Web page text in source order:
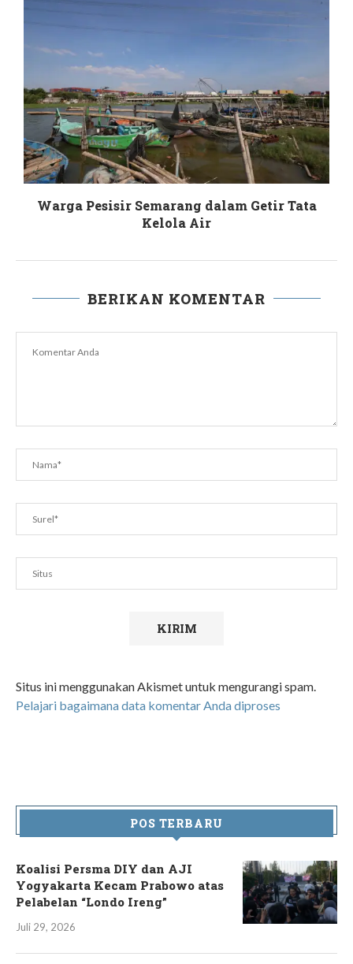
Warga Pesisir Semarang dalam Getir Tata
Kelola Air
BERIKAN KOMENTAR
Situs ini menggunakan Akismet untuk mengurangi spam.
Pelajari bagaimana data komentar Anda diproses
POS TERBARU
Koalisi Persma DIY dan AJI
Yogyakarta Kecam Prabowo atas
Pelabelan “Londo Ireng”
Juli 29, 2026